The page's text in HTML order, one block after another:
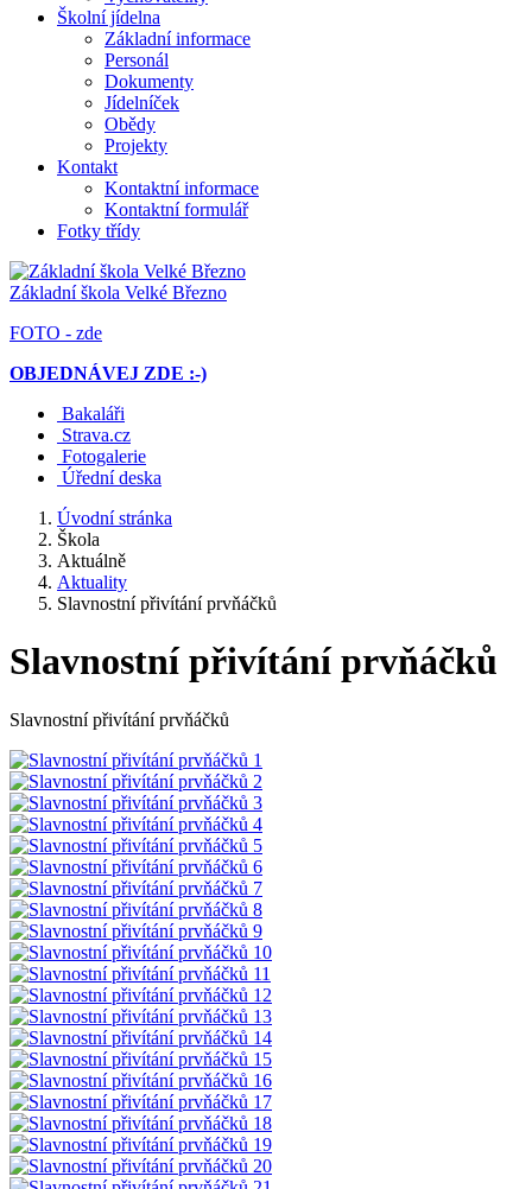
Školní jídelna
Základní informace
Personál
Dokumenty
Jídelníček
Obědy
Projekty
Kontakt
Kontaktní informace
Kontaktní formulář
Fotky třídy
Základní škola Velké Březno
FOTO - zde
OBJEDNÁVEJ ZDE :-)
Bakaláři
Strava.cz
Fotogalerie
Úřední deska
Úvodní stránka
Škola
Aktuálně
Aktuality
Slavnostní přivítání prvňáčků
Slavnostní přivítání prvňáčků
Slavnostní přivítání prvňáčků